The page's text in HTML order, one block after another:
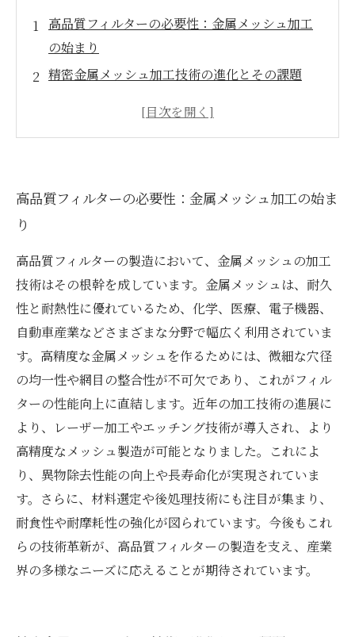
高品質フィルターの必要性：金属メッシュ加工
の始まり
精密金属メッシュ加工技術の進化とその課題
とその成果
熱性とは？
加工業界必見！精密金属メッシュ加工技術の全
貌と今後の展望
高品質フィルターの必要性：金属メッシュ加工の始ま
り
高品質フィルターの製造において、金属メッシュの加工
技術はその根幹を成しています。金属メッシュは、耐久
性と耐熱性に優れているため、化学、医療、電子機器、
自動車産業などさまざまな分野で幅広く利用されていま
す。高精度な金属メッシュを作るためには、微細な穴径
の均一性や網目の整合性が不可欠であり、これがフィル
ターの性能向上に直結します。近年の加工技術の進展に
より、レーザー加工やエッチング技術が導入され、より
高精度なメッシュ製造が可能となりました。これによ
り、異物除去性能の向上や長寿命化が実現されていま
す。さらに、材料選定や後処理技術にも注目が集まり、
耐食性や耐摩耗性の強化が図られています。今後もこれ
らの技術革新が、高品質フィルターの製造を支え、産業
界の多様なニーズに応えることが期待されています。